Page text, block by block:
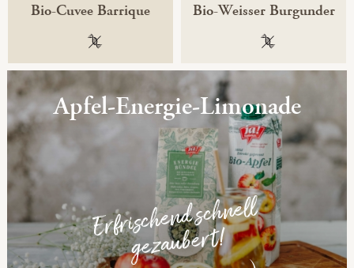
Bio-Cuvee Barrique
100 % gentechnikfrei
Bio-Weisser Burgunder
100 %
Erfrischend schnell
gezaubert!
Apfel-Energie-Limonade